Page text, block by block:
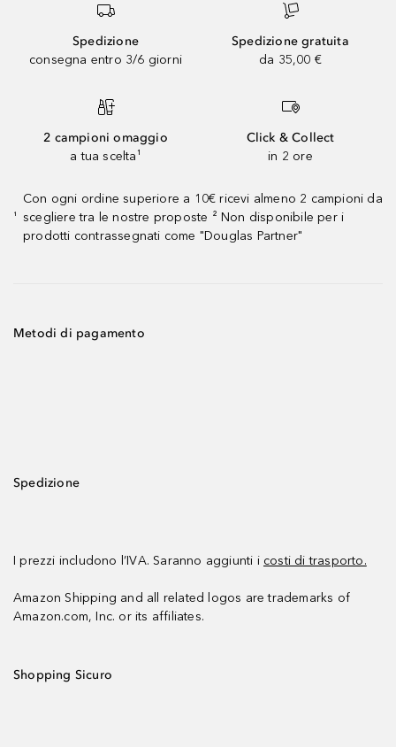
Spedizione
consegna entro 3/6 giorni
Spedizione gratuita
da 35,00 €
2 campioni omaggio
a tua scelta¹
Click & Collect
in 2 ore
¹
Con ogni ordine superiore a 10€ ricevi almeno 2 campioni da
scegliere tra le nostre proposte ² Non disponibile per i
prodotti contrassegnati come "Douglas Partner"
Metodi di pagamento
Spedizione
I prezzi includono l’IVA. Saranno aggiunti i costi di trasporto.
Amazon Shipping and all related logos are trademarks of
Amazon.com, Inc. or its affiliates.
Shopping Sicuro